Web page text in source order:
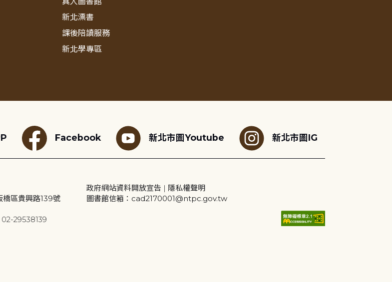
新北漂書
課後陪讀服務
新北學專區
Facebook 新北市圖Youtube 新北市圖IG
區貴興路139號
29538139
政府網站資料開放宣告 | 隱私權聲明
圖書館信箱：cad2170001@ntpc.gov.tw